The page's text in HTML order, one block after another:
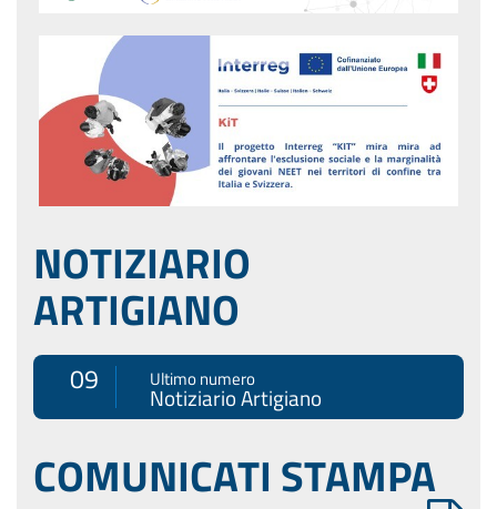
NOTIZIARIO
ARTIGIANO
09 Ultimo numero
Notiziario Artigiano
COMUNICATI STAMPA